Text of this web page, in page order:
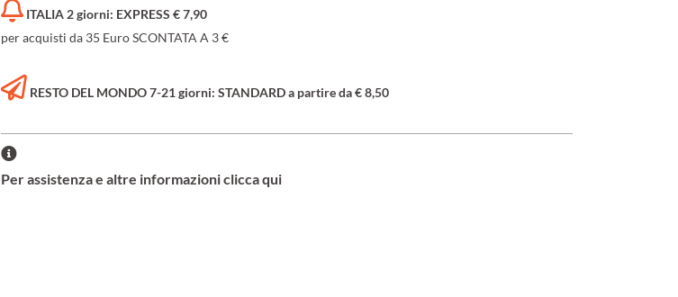
ITALIA 2 giorni: EXPRESS € 7,90
per acquisti da 35 Euro SCONTATA A 3 €
RESTO DEL MONDO 7-21 giorni: STANDARD a partire da € 8,50
Per assistenza e altre informazioni clicca qui